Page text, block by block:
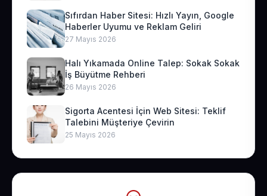
Sıfırdan Haber Sitesi: Hızlı Yayın, Google
Haberler Uyumu ve Reklam Geliri
27 Mayıs 2026
Halı Yıkamada Online Talep: Sokak Sokak
İş Büyütme Rehberi
26 Mayıs 2026
Sigorta Acentesi İçin Web Sitesi: Teklif
Talebini Müşteriye Çevirin
25 Mayıs 2026